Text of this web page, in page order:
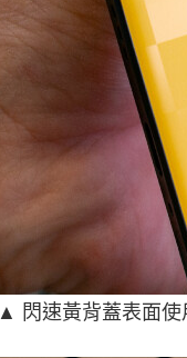
▲ 閃速黃背蓋表面使